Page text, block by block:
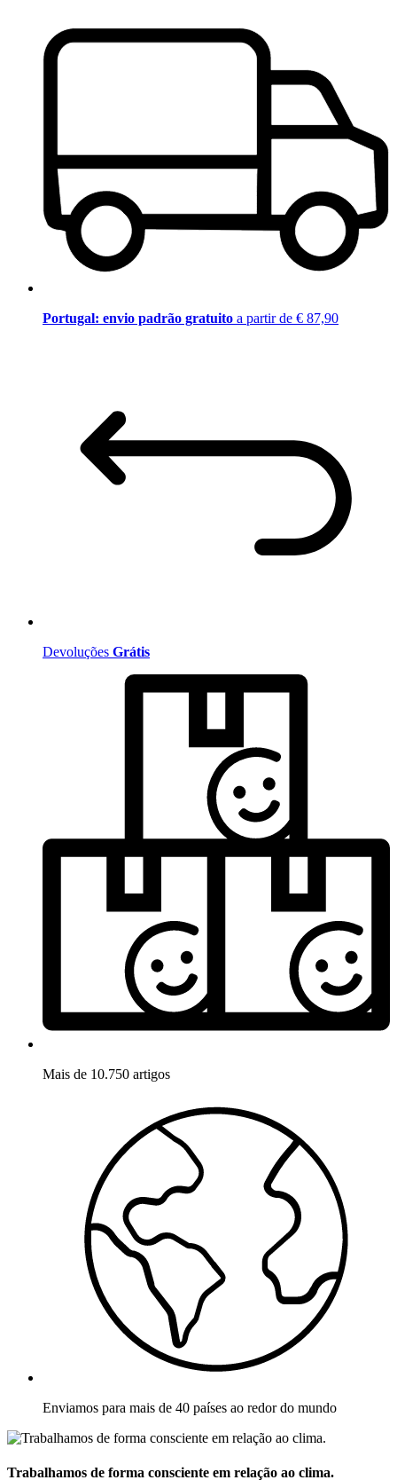
Portugal: envio padrão gratuito a partir de € 87,90
Devoluções Grátis
Mais de 10.750 artigos
Enviamos para mais de 40 países ao redor do mundo
Trabalhamos de forma consciente em relação ao clima.